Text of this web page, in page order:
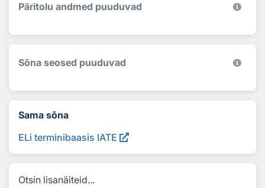
Päritolu andmed puuduvad
Sõna seosed puuduvad
Sama sõna
ELi terminibaasis IATE
Otsin lisanäiteid...